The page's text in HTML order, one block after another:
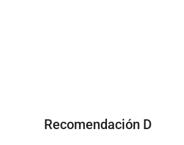
Recomendación D